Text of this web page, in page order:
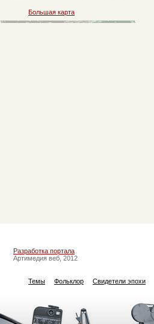
Большая карта
Разработка портала
Артимедия веб, 2012
Темы Фольклор Свидетели эпохи